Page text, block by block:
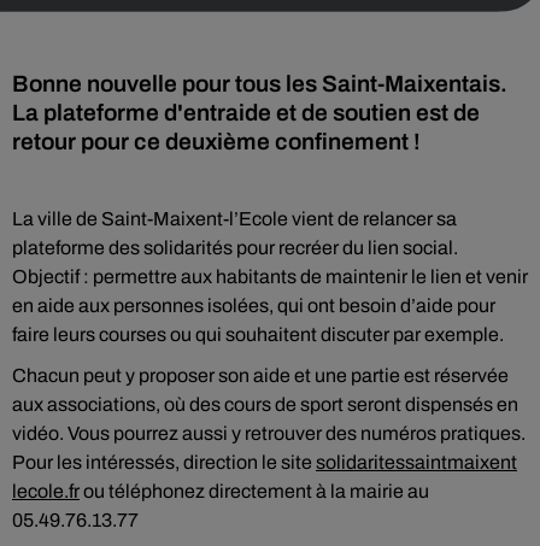
Bonne nouvelle pour tous les Saint-Maixentais.
La plateforme d'entraide et de soutien est de
retour pour ce deuxième confinement !
La ville de Saint-Maixent-l’Ecole vient de relancer sa
plateforme des solidarités pour recréer du lien social.
Objectif : permettre aux habitants de maintenir le lien et venir
en aide aux personnes isolées, qui ont besoin d’aide pour
faire leurs courses ou qui souhaitent discuter par exemple.
Chacun peut y proposer son aide et une partie est réservée
aux associations, où des cours de sport seront dispensés en
vidéo. Vous pourrez aussi y retrouver des numéros pratiques.
Pour les intéressés, direction le site solidaritessaintmaixent
lecole.frou téléphonez directement à la mairie au
05.49.76.13.77